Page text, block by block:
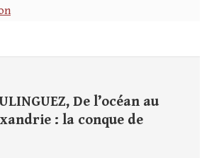
De l’océan au
: la conque de